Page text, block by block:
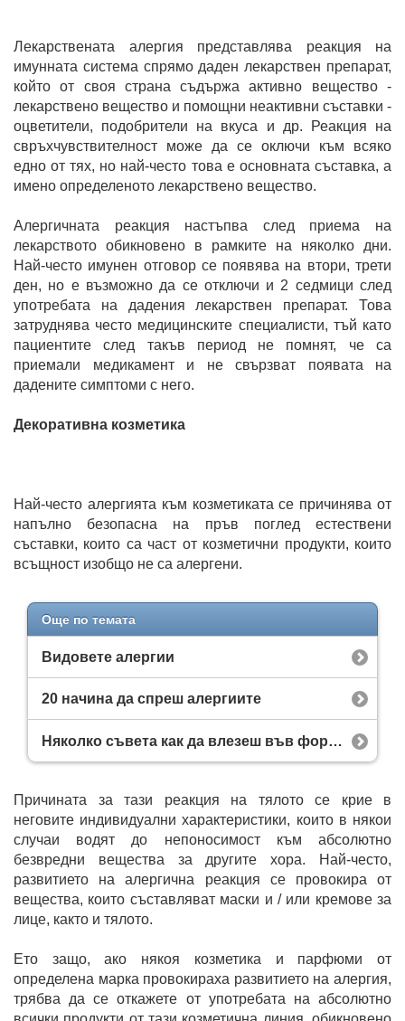
Лекарствената алергия представлява реакция на
имунната система спрямо даден лекарствен препарат,
който от своя страна съдържа активно вещество -
лекарствено вещество и помощни неактивни съставки -
оцветители, подобрители на вкуса и др. Реакция на
свръхчувствителност може да се оключи към всяко
едно от тях, но най-често това е основната съставка, а
имено определеното лекарствено вещество.
Алергичната реакция настъпва след приема на
лекарството обикновено в рамките на няколко дни.
Най-често имунен отговор се появява на втори, трети
ден, но е възможно да се отключи и 2 седмици след
употребата на дадения лекарствен препарат. Това
затруднява често медицинските специалисти, тъй като
пациентите след такъв период не помнят, че са
приемали медикамент и не свързват появата на
дадените симптоми с него.
Декоративна козметика
Най-често алергията към козметиката се причинява от
напълно безопасна на пръв поглед естествени
съставки, които са част от козметични продукти, които
всъщност изобщо не са алергени.
Още по темата
Видовете алергии
20 начина да спреш алергиите
Няколко съвета как да влезеш във форма тази пролет
Причината за тази реакция на тялото се крие в
неговите индивидуални характеристики, които в някои
случаи водят до непоносимост към абсолютно
безвредни вещества за другите хора. Най-често,
развитието на алергична реакция се провокира от
вещества, които съставляват маски и / или кремове за
лице, както и тялото.
Ето защо, ако някоя козметика и парфюми от
определена марка провокираха развитието на алергия,
трябва да се откажете от употребата на абсолютно